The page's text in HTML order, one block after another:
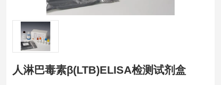
人淋巴毒素β(LTB)ELISA检测试剂盒